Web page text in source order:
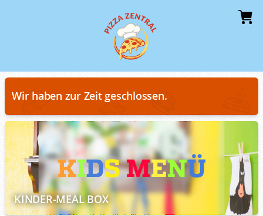
Wir haben zur Zeit geschlossen.
KINDER-MEAL BOX